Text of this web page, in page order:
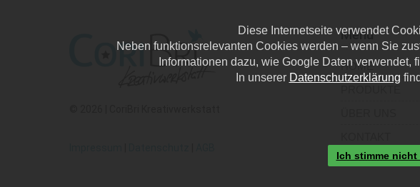
Menü
HOME
Diese Internetseite verwendet
Neben funktionsrelevanten Cookies werden – wenn Sie
Informationen dazu, wie Google Daten verwendet,
In unserer Datenschutzerklärung
Ich stimme